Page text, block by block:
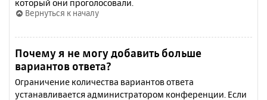
который они проголосовали.
Вернуться к началу
Почему я не могу добавить больше
вариантов ответа?
Ограничение количества вариантов ответа
устанавливается администратором конференции. Если